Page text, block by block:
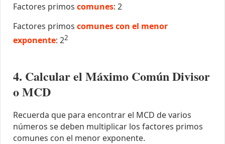
Factores primos comunes: 2
Factores primos comunes con el menor
exponente: 22
4. Calcular el Máximo Común Divisor
o MCD
Recuerda que para encontrar el MCD de varios
números se deben multiplicar los factores primos
comunes con el menor exponente.